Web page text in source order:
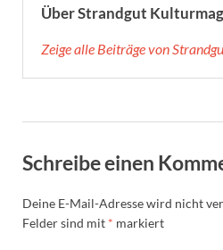
Über Strandgut
Zeige alle Beiträge von
Schreibe einen
Deine E-Mail-Adresse wird nicht
Felder sind mit * markiert